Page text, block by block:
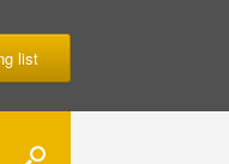
list